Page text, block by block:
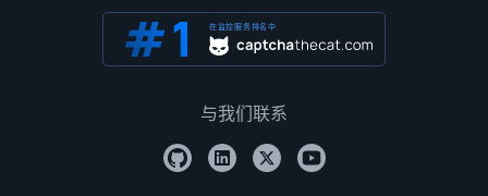
在监控服务排名中
与我们联系